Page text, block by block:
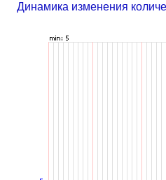
Динамика изменения